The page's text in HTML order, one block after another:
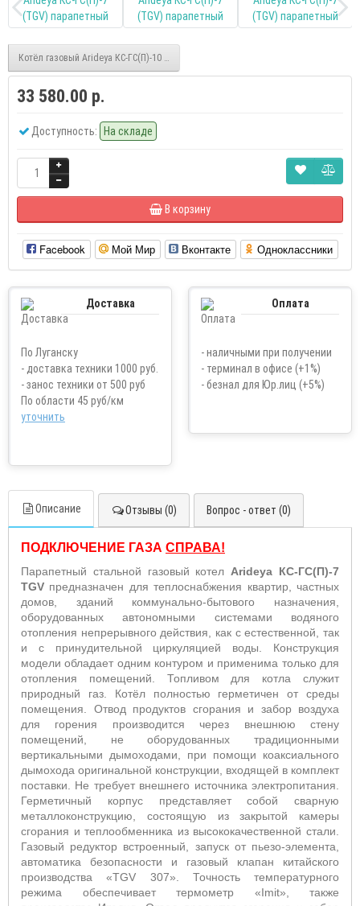
Котёл газовый Arideya КС-ГС(П)-10 (TGV) парапетный
33 580.00 р.
Доступность: На складе
В корзину
Facebook Мой Мир Вконтакте Одноклассники
Доставка
По Луганску
- доставка техники 1000 руб.
- занос техники от 500 руб
По области 45 руб/км
уточнить
Оплата
- наличными при получении
- терминал в офисе (+1%)
- безнал для Юр.лиц (+5%)
Описание Отзывы (0) Вопрос - ответ (0)
ПОДКЛЮЧЕНИЕ ГАЗА СПРАВА!
Парапетный стальной газовый котел Arideya КС-ГС(П)-7
TGV предназначен для теплоснабжения квартир, частных
домов, зданий коммунально-бытового назначения,
оборудованных автономными системами водяного
отопления непрерывного действия, как с естественной, так
и с принудительной циркуляцией воды. Конструкция
модели обладает одним контуром и применима только для
отопления помещений. Топливом для котла служит
природный газ. Котёл полностью герметичен от среды
помещения. Отвод продуктов сгорания и забор воздуха
для горения производится через внешнюю стену
помещений, не оборудованных традиционными
вертикальными дымоходами, при помощи коаксиального
дымохода оригинальной конструкции, входящей в комплект
поставки. Не требует внешнего источника электропитания.
Герметичный корпус представляет собой сварную
металлоконструкцию, состоящую из закрытой камеры
сгорания и теплообменника из высококачественной стали.
Газовый редуктор встроенный, запуск от пьезо-элемента,
автоматика безопасности и газовый клапан китайского
производства «TGV 307». Точность температурного
режима обеспечивает термометр «Imit», также